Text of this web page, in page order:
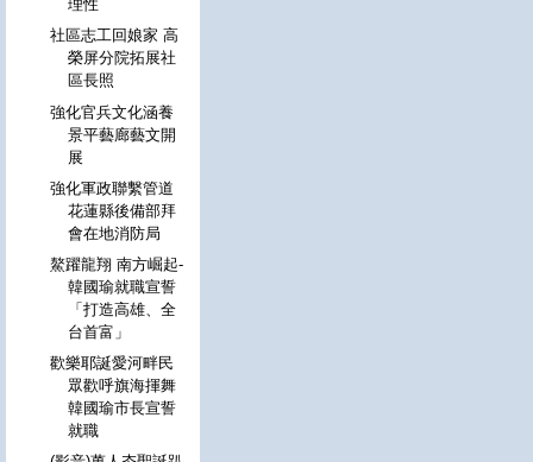
理性
社區志工回娘家 高
榮屏分院拓展社
區長照
強化官兵文化涵養
景平藝廊藝文開
展
強化軍政聯繫管道
花蓮縣後備部拜
會在地消防局
鰲躍龍翔 南方崛起-
韓國瑜就職宣誓
「打造高雄、全
台首富」
歡樂耶誕愛河畔民
眾歡呼旗海揮舞
韓國瑜市長宣誓
就職